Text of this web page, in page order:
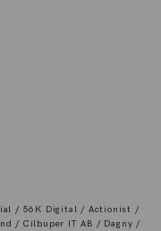
/ 56K Digital / Actionist /
/ Cilbuper IT AB / Dagny /